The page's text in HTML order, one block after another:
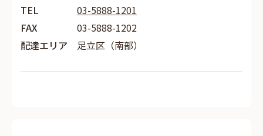
TEL
03-5888-1201
FAX
03-5888-1202
配達エリア
足立区（南部）